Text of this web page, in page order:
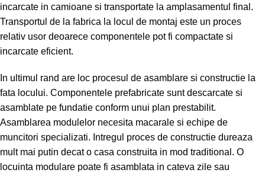
incarcate in camioane si transportate la amplasamentul final.
Transportul de la fabrica la locul de montaj este un proces
relativ usor deoarece componentele pot fi compactate si
incarcate eficient.
In ultimul rand are loc procesul de asamblare si constructie la
fata locului. Componentele prefabricate sunt descarcate si
asamblate pe fundatie conform unui plan prestabilit.
Asamblarea modulelor necesita macarale si echipe de
muncitori specializati. Intregul proces de constructie dureaza
mult mai putin decat o casa construita in mod traditional. O
locuinta modulare poate fi asamblata in cateva zile sau